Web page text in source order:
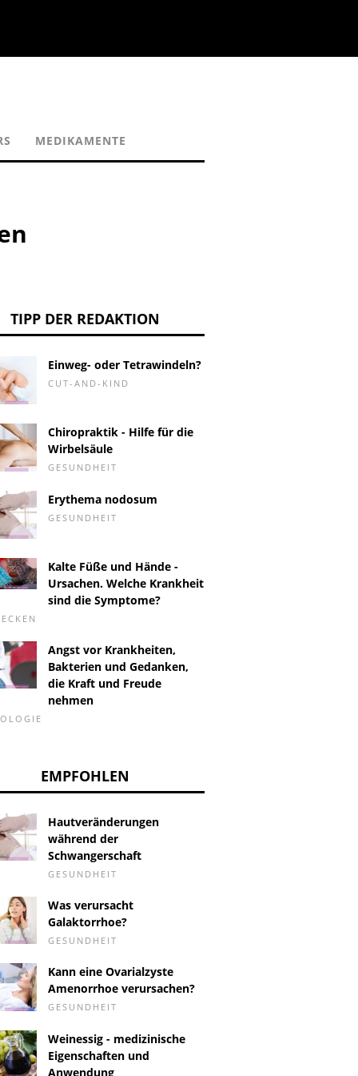
MEDIKAMENTE
TIPP DER REDAKTION
Einweg- oder Tetrawindeln?
CUT-AND-KIND
Chiropraktik - Hilfe für die
Wirbelsäule
GESUNDHEIT
Erythema nodosum
GESUNDHEIT
Kalte Füße und Hände -
Ursachen. Welche Krankheit
sind die Symptome?
Angst vor Krankheiten,
Bakterien und Gedanken,
die Kraft und Freude
nehmen
EMPFOHLEN
Hautveränderungen
während der
Schwangerschaft
GESUNDHEIT
Was verursacht
Galaktorrhoe?
GESUNDHEIT
Kann eine Ovarialzyste
Amenorrhoe verursachen?
GESUNDHEIT
Weinessig - medizinische
Eigenschaften und
Anwendung